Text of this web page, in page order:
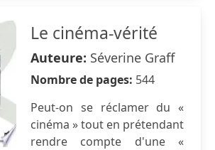
Le cinéma-vérité
Auteure: Séverine Graff
Nombre de pages: 544
Peut-on se réclamer du «
cinéma » tout en prétendant
rendre compte d'une «